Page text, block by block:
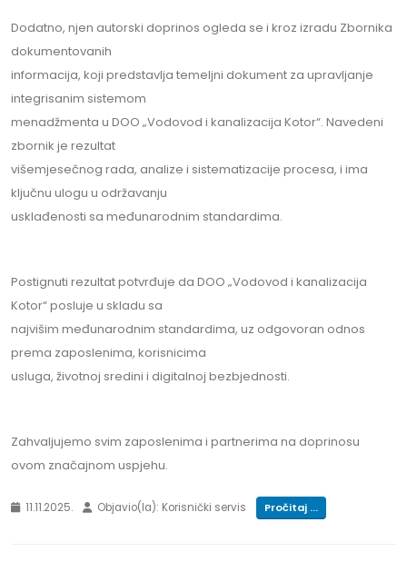
Dodatno, njen autorski doprinos ogleda se i kroz izradu Zbornika
dokumentovanih
informacija, koji predstavlja temeljni dokument za upravljanje
integrisanim sistemom
menadžmenta u DOO „Vodovod i kanalizacija Kotor“. Navedeni
zbornik je rezultat
višemjesečnog rada, analize i sistematizacije procesa, i ima
ključnu ulogu u održavanju
usklađenosti sa međunarodnim standardima.
Postignuti rezultat potvrđuje da DOO „Vodovod i kanalizacija
Kotor“ posluje u skladu sa
najvišim međunarodnim standardima, uz odgovoran odnos
prema zaposlenima, korisnicima
usluga, životnoj sredini i digitalnoj bezbjednosti.
Zahvaljujemo svim zaposlenima i partnerima na doprinosu
ovom značajnom uspjehu.
11.11.2025. Objavio(la): Korisnički servis Pročitaj ...